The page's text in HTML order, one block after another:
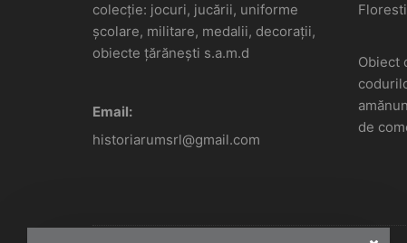
colecție: jocuri, jucării, uniforme
școlare, militare, medalii, decorații,
obiecte țărănești s.a.m.d
Email:
historiarumsrl@gmail.com
Obiect
de